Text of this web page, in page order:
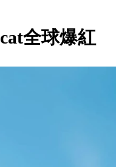
全球爆紅